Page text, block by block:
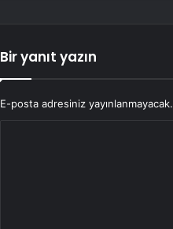
Bir yanıt yazın
E-posta adresiniz yayınlanmayacak.